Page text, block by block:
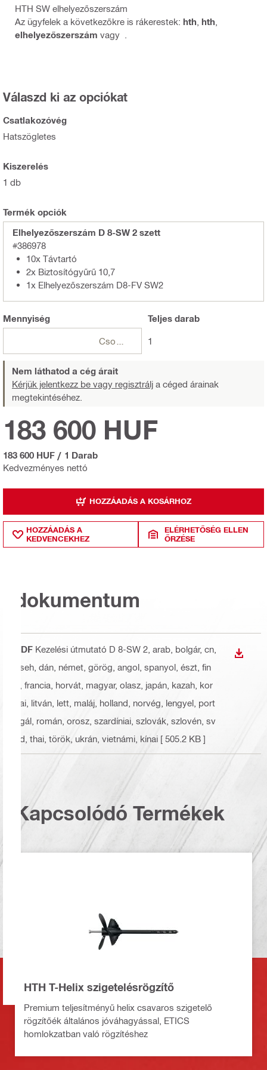
HTH SW elhelyezőszerszám
Az ügyfelek a következőkre is rákerestek: hth hth
elhelyezőszerszám vagy
Válaszd ki az opciókat
Csatlakozóvég
Hatszögletes
Kiszerelés
1 db
Termék opciók
Elhelyezőszerszám D 8-SW 2 szett
#386978
10x Távtartó
2x Biztosítógyűrű 10,7
1x Elhelyezőszerszám D8-FV SW2
Mennyiség Teljesdarab
1
Nem láthatod a cég árait
Kérjük jelentkezz be vagy regisztrálj a céged árainak
megtekintéséhez.
Kedvezményes nettó
183 600 HUF
183 600 HUF / 1 Darab
HOZZÁADÁS A KOSÁRHOZ
HOZZÁADÁS A
KEDVENCEKHEZ
ELÉRHETŐSÉG ELLEN
ŐRZÉSE
dokumentum
PDF Kezelési útmutató D 8-SW 2 , arab, bolgár, cn,
cseh, dán, német, görög, angol, spanyol, észt, fin
n, francia, horvát, magyar, olasz, japán, kazah, kor
eai, litván, lett, maláj, holland, norvég, lengyel, port
ugál, román, orosz, szardíniai, szlovák, szlovén, sv
éd, thai, török, ukrán, vietnámi, kínai [ 505.2 KB ]
Kapcsolódó Termékek
HTH T-Helix szigetelésrögzítő
Premium teljesítményű helix csavaros szigetelő
rögzítőék általános jóváhagyással, ETICS
homlokzatban való rögzítéshez